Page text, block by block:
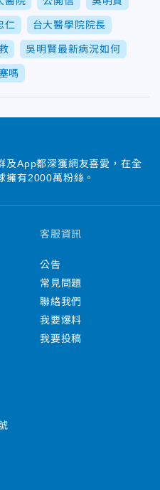
仁 台大醫學院院長
吳明賢最新病況如何
嗎
及App都深獲網友喜愛，在全
擁有2000萬粉絲。
客服資訊
公告
常見問題
聯絡我們
我要爆料
我要投稿